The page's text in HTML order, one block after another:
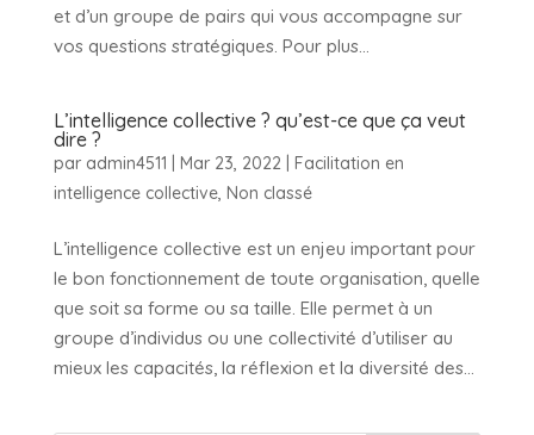
et d’un groupe de pairs qui vous accompagne sur
vos questions stratégiques. Pour plus...
L’intelligence collective ? qu’est-ce que ça veut
dire ?
par admin4511 Mar 23, 2022
Facilitation en
intelligence collective, Non classé
L’intelligence collective est un enjeu important pour
le bon fonctionnement de toute organisation, quelle
que soit sa forme ou sa taille. Elle permet à un
groupe d’individus ou une collectivité d’utiliser au
mieux les capacités, la réflexion et la diversité des...